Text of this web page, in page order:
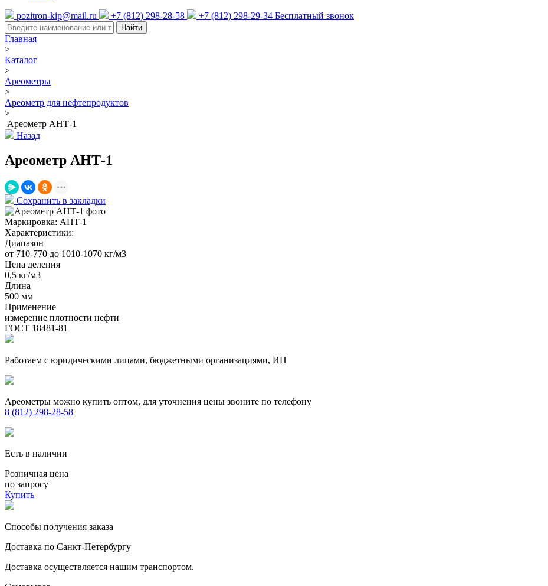
pozitron-kip@mail.ru +7 (812) 298-28-58 +7 (812) 298-29-34 Бесплатный звонок
Найти
Главная
>
Каталог
>
Ареометры
>
Ареометр для нефтепродуктов
>
Ареометр АНТ-1
Назад
Ареометр АНТ-1
Сохранить в закладки
Маркировка: AHT-1
Характеристики:
Диапазон
от 710-770 до 1010-1070 кг/м3
Цена деления
0,5 кг/м3
Длина
500 мм
Применение
измерение плотности нефти
ГОСТ 18481-81
Работаем с юридическими лицами, бюджетными организациями, ИП
Ареометры можно купить оптом, для уточнения цены звоните по телефону
8 (812) 298-28-58
Есть в наличии
Розничная цена
по запросу
Купить
Способы получения заказа
Доставка по Санкт-Петербургу
Доставка осуществляется нашим транспортом.